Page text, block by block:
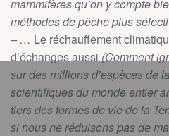
mammifères qu’on y compte
méthodes de pêche plus
– … Le réchauffement
d’échanges aussi (Comment
sur des millions d’espèces de
scientifiques du monde entier
tiers des formes de vie de la
si nous ne réduisons pas de